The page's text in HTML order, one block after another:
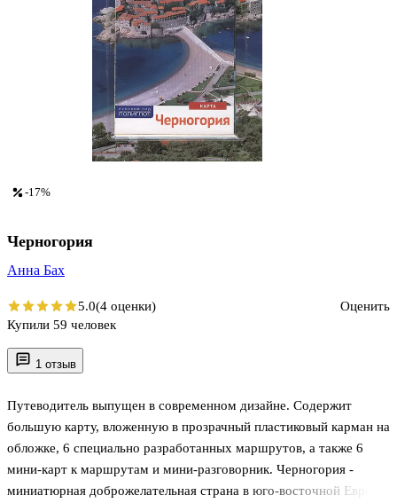
1 отзыв
Путеводитель выпущен в современном дизайне. Содержит
большую карту, вложенную в прозрачный пластиковый карман на
обложке, 6 специально разработанных маршрутов, а также 6
мини-карт к маршрутам и мини-разговорник. Черногория -
миниатюрная доброжелательная страна в юго-восточной Европе,
-17%
Черногория
Анна Бах
5.0(4 оценки)
Оценить
Купили 59 человек